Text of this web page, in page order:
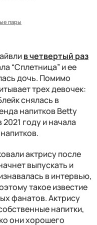
пары
в четвертый раз
“Сплетница” и ее
дочь. Помимо
трех девочек:
снялась в
напитков Betty
году и начала
актрису после
выпускать и
в интервью,
такое известие
фанатов. Актрису
напитки,
они хорошего